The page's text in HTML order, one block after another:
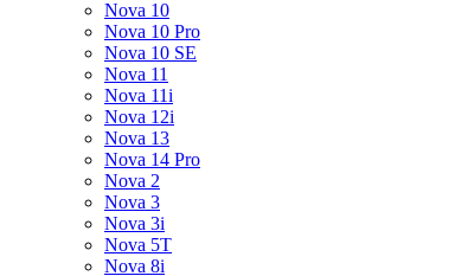
Nova 10
Nova 10 Pro
Nova 10 SE
Nova 11
Nova 11i
Nova 12i
Nova 13
Nova 14 Pro
Nova 2
Nova 3
Nova 3i
Nova 5T
Nova 8i